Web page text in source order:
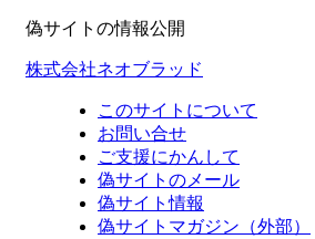
偽サイトの情報公開
株式会社ネオブラッド
このサイトについて
お問い合せ
ご支援にかんして
偽サイトのメール
偽サイト情報
偽サイトマガジン（外部）